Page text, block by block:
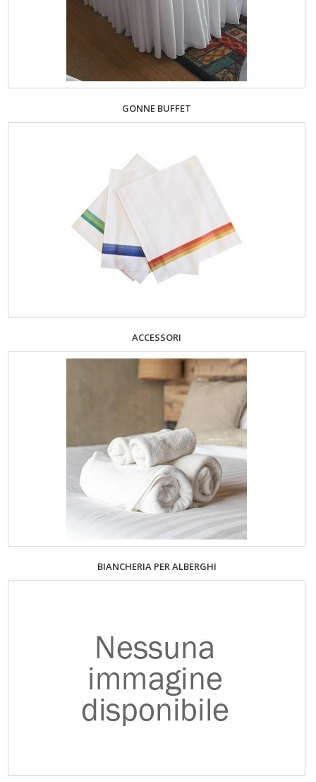
GONNE BUFFET
ACCESSORI
BIANCHERIA PER ALBERGHI